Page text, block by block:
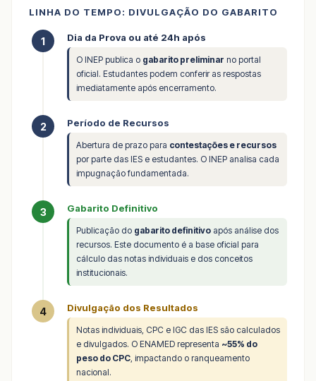
LINHA DO TEMPO: DIVULGAÇÃO DO GABARITO
1 Dia da Prova ou até 24h após
O INEP publica o gabarito preliminar no portal
oficial. Estudantes podem conferir as respostas
imediatamente após encerramento.
2 Período de Recursos
Abertura de prazo para contestações e recursos
por parte das IES e estudantes. O INEP analisa cada
impugnação fundamentada.
3 Gabarito Definitivo
Publicação do gabarito definitivo após análise dos
recursos. Este documento é a base oficial para
cálculo das notas individuais e dos conceitos
institucionais.
4 Divulgação dos Resultados
Notas individuais, CPC e IGC das IES são calculados
e divulgados. O ENAMED representa ~55% do
peso do CPC, impactando o ranqueamento
nacional.